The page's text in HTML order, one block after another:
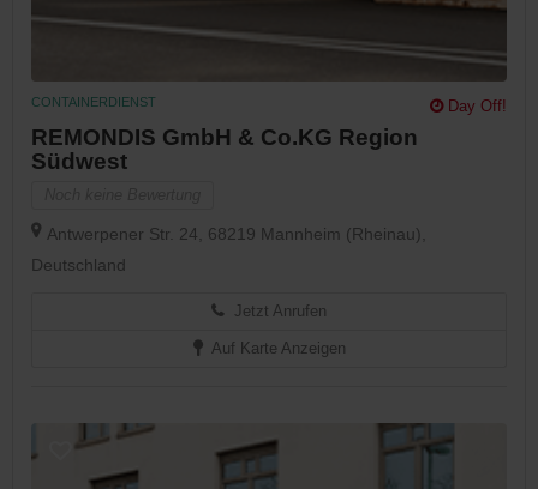
CONTAINERDIENST Day Off!
REMONDIS GmbH & Co.KG Region
Südwest
Antwerpener Str. 24, 68219 Mannheim (Rheinau),
Deutschland
Jetzt Anrufen
Auf Karte Anzeigen